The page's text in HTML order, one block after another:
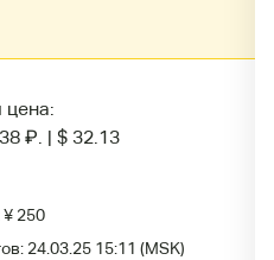
цена:
₽. | $ 32.13
¥ 250
24.03.25 15:11 (MSK)